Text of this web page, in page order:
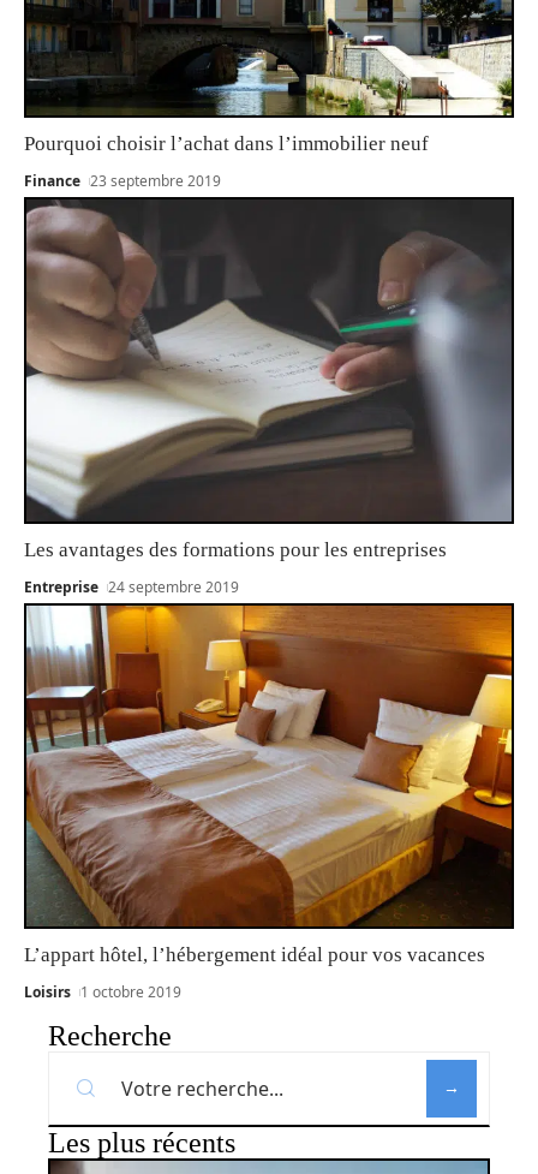
Pourquoi choisir l’achat dans l’immobilier neuf
Finance 23 septembre 2019
Les avantages des formations pour les entreprises
Entreprise 24 septembre 2019
L’appart hôtel, l’hébergement idéal pour vos vacances
Loisirs 1 octobre 2019
Recherche
Les plus récents